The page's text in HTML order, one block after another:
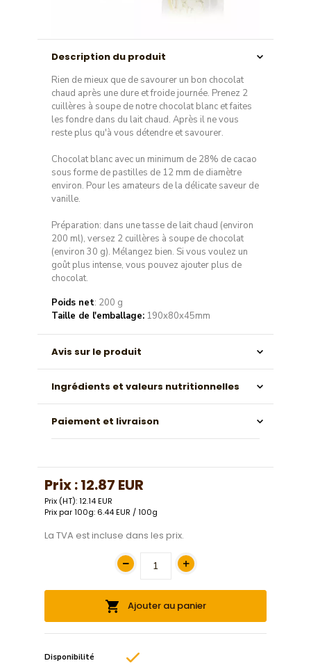
Description du produit
Rien de mieux que de savourer un bon chocolat
chaud après une dure et froide journée. Prenez 2
cuillères à soupe de notre chocolat blanc et faites
les fondre dans du lait chaud. Après il ne vous
reste plus qu'à vous détendre et savourer.
Chocolat blanc avec un minimum de 28% de cacao
sous forme de pastilles de 12 mm de diamètre
environ. Pour les amateurs de la délicate saveur de
vanille.
Préparation: dans une tasse de lait chaud (environ
200 ml), versez 2 cuillères à soupe de chocolat
(environ 30 g). Mélangez bien. Si vous voulez un
goût plus intense, vous pouvez ajouter plus de
chocolat.
Poids net: 200 g
Taille de l'emballage: 190x80x45mm
Avis sur le produit
Ingrédients et valeurs nutritionnelles
Paiement et livraison
Prix :12.87 EUR
Prix (HT): 12.14 EUR
Prix par 100g: 6.44 EUR / 100g
La TVA est incluse dans les prix.
Ajouter au panier
Disponibilité